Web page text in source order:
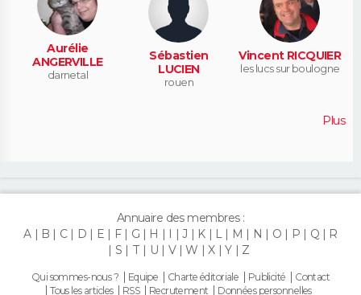
Aurélie
ANGERVILLE
darnetal
Sébastien
LUCIEN
rouen
Vincent RICQUIER
les lucs sur boulogne
Plus
Annuaire des membres :
A
B C D E F G H I J K L M N O P Q
R
S
T U V W X Y Z
Qui sommes-nous ? Equipe Charte éditoriale Publicité
Contact
Tous les articles
RSS Recrutement Données personnelles